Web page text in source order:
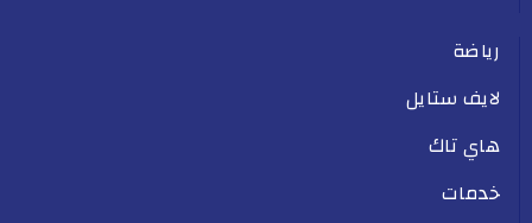
رياضة
لايف ستايل
هاي تاك
خدمات